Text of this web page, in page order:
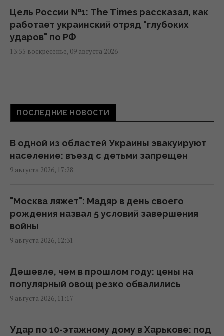
Цель России №1: The Times рассказал, как
работает украинский отряд "глубоких
ударов" по РФ
13:55 воскресенье, 09 августа 2026
языке, – филолог
12:44 воскресенье, 09 августа 2026
В Одесской области из-за атаки РФ
ограничено движение к пунктам пропуска
"Мы выстоим, Москва ляжет": Мадяр назва л
5 условий завершения войны
В Геленджике уничтожена позиция С-400,
из которой 8 августа били по Украине, -
ПОСЛЕДНИЕ НОВОСТИ
В одной из областей Украины эвакуируют
население: въезд с детьми запрещен
9 августа 2026, 17:28
"Москва ляжет": Мадяр в день своего
рождения назва л 5 условий завершения
войны
9 августа 2026, 12:31
Дешевле, чем в прошлом году: цены на
популярный овощ резко обвалились
9 августа 2026, 11:17
Удар по 10-этажному дому в Харькове: под